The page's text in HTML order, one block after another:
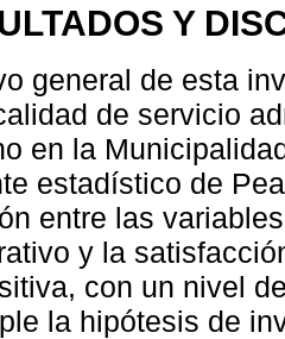
Y
general de esta
de servicio
en la
estadístico de
entre las
y la
con un nivel
la hipótesis de